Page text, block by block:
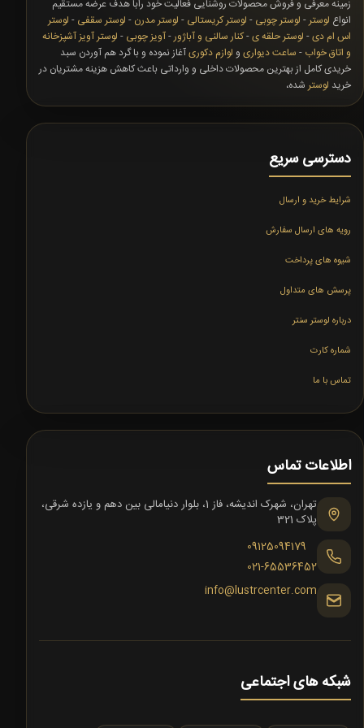
زمینه معرفی و فروش محصولات روشنایی فعالیت خود رابا هدف عرضه مستقیم
انواع لوستر - لوستر چوبی - لوستر کریستالی - لوستر مدرن - لوستر سقفی - لوستر
اس ام دی- لوستر حلقه ی-کنار سالنی و آباژور-آویز چوبی - لوستر آویز آشپزخانه
و اتاق خواب - ساعت دیواری و لوازم دکوریآغاز نموده و با گرد هم آوردن سبد
خریدی کامل از بهترین محصولات داخلی و وارداتی باعث کاهش هزینه مشتریان در
خرید لوستر شده،
دسترسی سریع
شرایط خرید و ارسال
رویه های ارسال سفارش
شیوه های پرداخت
پرسش های متداول
درباره لوستر سنتر
شماره کارت
تماس با ما
اطلاعات تماس
تهران، شهرک اندیشه، فاز 1، بلوار دنیامالی بین دهم و یازده شرقی،
پلاک 321
09125094179
021-65536452
info@lustrcenter.com
شبکه های اجتماعی